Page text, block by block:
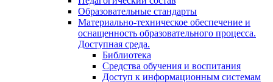
Образовательные стандарты
Материально-техническое обеспечение и
оснащенность образовательного процесса.
Доступная среда.
Библиотека
Средства обучения и воспитания
Доступ к информационным системам